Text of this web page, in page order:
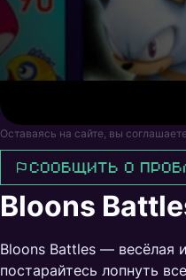
Оставаясь на сайте, вы
Сообщить о
Bloons
Bloons Battles — весёлая
постарайтесь лопнуть